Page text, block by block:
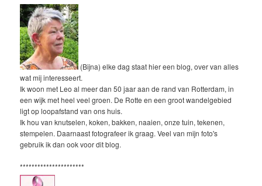
(Bijna) elke dag staat hier een blog, over van alles
wat mij interesseert.
Ik woon met Leo al meer dan 50 jaar aan de rand van Rotterdam, in
een wijk met heel veel groen. De Rotte en een groot wandelgebied
ligt op loopafstand van ons huis.
Ik hou van knutselen, koken, bakken, naaien, onze tuin, tekenen,
stempelen. Daarnaast fotografeer ik graag. Veel van mijn foto's
gebruik ik dan ook voor dit blog.
**********************